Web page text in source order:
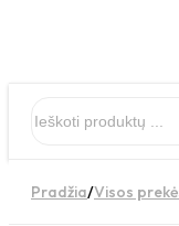
Pradžia/Visos